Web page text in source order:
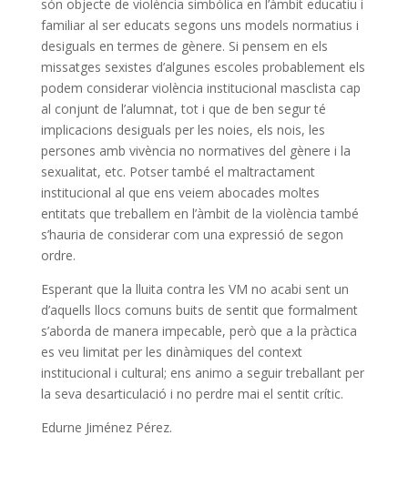
són objecte de violència simbòlica en l’àmbit educatiu i
familiar al ser educats segons uns models normatius i
desiguals en termes de gènere. Si pensem en els
missatges sexistes d’algunes escoles probablement els
podem considerar violència institucional masclista cap
al conjunt de l’alumnat, tot i que de ben segur té
implicacions desiguals per les noies, els nois, les
persones amb vivència no normatives del gènere i la
sexualitat, etc. Potser també el maltractament
institucional al que ens veiem abocades moltes
entitats que treballem en l’àmbit de la violència també
s’hauria de considerar com una expressió de segon
ordre.
Esperant que la lluita contra les VM no acabi sent un
d’aquells llocs comuns buits de sentit que formalment
s’aborda de manera impecable, però que a la pràctica
es veu limitat per les dinàmiques del context
institucional i cultural; ens animo a seguir treballant per
la seva desarticulació i no perdre mai el sentit crític.
Edurne Jiménez Pérez.